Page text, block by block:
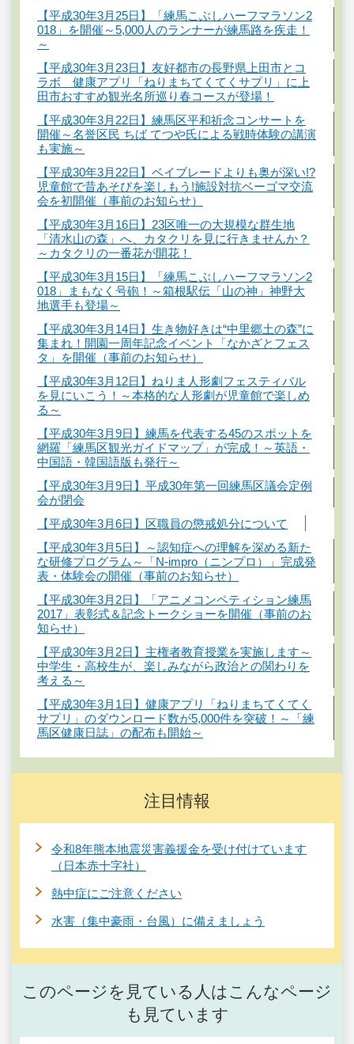
【平成30年3月25日】「練馬こぶしハーフマラソン2
018」を開催～5,000人のランナーが練馬路を疾走！
～
【平成30年3月23日】友好都市の長野県上田市とコ
ラボ 健康アプリ「ねりまちてくてくサプリ」に上
田市おすすめ観光名所巡り春コースが登場！
【平成30年3月22日】練馬区平和祈念コンサートを
開催～名誉区民 ちば てつや氏による戦時体験の講演
も実施～
【平成30年3月22日】ベイブレードよりも奥が深い!?
児童館で昔あそびを楽しもう!施設対抗ベーゴマ交流
会を初開催（事前のお知らせ）
【平成30年3月16日】23区唯一の大規模な群生地
「清水山の森」へ、カタクリを見に行きませんか？
～カタクリの一番花が開花！
【平成30年3月15日】「練馬こぶしハーフマラソン2
018」まもなく号砲！～箱根駅伝「山の神」神野大
地選手も登場～
【平成30年3月14日】生き物好きは“中里郷土の森”に
集まれ！開園一周年記念イベント「なかざとフェス
タ」を開催（事前のお知らせ）
【平成30年3月12日】ねりま人形劇フェスティバル
を見にいこう！～本格的な人形劇が児童館で楽しめ
る～
【平成30年3月9日】練馬を代表する45のスポットを
網羅「練馬区観光ガイドマップ」が完成！～英語・
中国語・韓国語版も発行～
【平成30年3月9日】平成30年第一回練馬区議会定例
会が閉会
【平成30年3月6日】区職員の懲戒処分について
【平成30年3月5日】～認知症への理解を深める新た
な研修プログラム～「N-impro（ニンプロ）」完成発
表・体験会の開催（事前のお知らせ）
【平成30年3月2日】「アニメコンペティション練馬
2017」表彰式＆記念トークショーを開催（事前のお
知らせ）
【平成30年3月2日】主権者教育授業を実施します～
中学生・高校生が、楽しみながら政治との関わりを
考える～
【平成30年3月1日】健康アプリ「ねりまちてくてく
サプリ」のダウンロード数が5,000件を突破！～「練
馬区健康日誌」の配布も開始～
注目情報
令和8年熊本地震災害義援金を受け付けています
（日本赤十字社）
熱中症にご注意ください
水害（集中豪雨・台風）に備えましょう
このページを見ている人はこんなページ
も見ています